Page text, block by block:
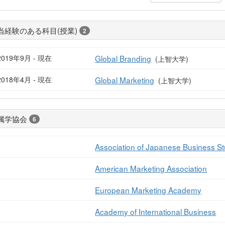
経験のある科目(授業) 2
年9月 - 現在 Global Branding (上智大学)
年4月 - 現在 Global Marketing (上智大学)
学協会 6
Association of Japanese Business
American Marketing Association
European Marketing Academy
Academy of International Business